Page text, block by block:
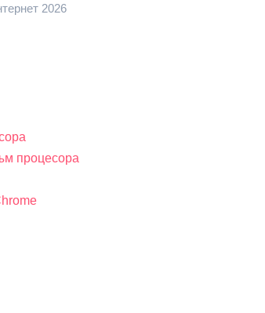
2026
процесора